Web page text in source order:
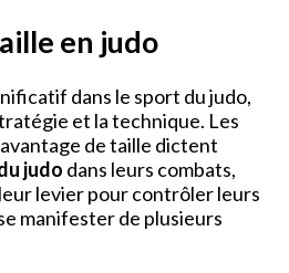
en judo
dans le sport du judo,
et la technique. Les
de taille dictent
judo dans leurs combats,
levier pour contrôler leurs
manifester de plusieurs